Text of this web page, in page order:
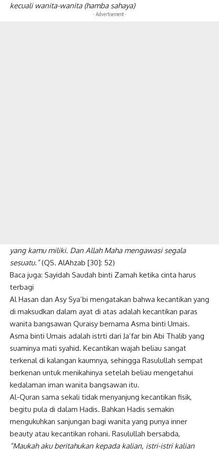
kecuali wanita-wanita (hamba sahaya)
- Advertisement -
yang kamu miliki. Dan Allah Maha mengawasi segala
sesuatu.”(QS. AlAhzab [30]: 52)
Baca juga: Sayidah Saudah binti Zamah ketika cinta harus
terbagi
Al Hasan dan Asy Sya’bi mengatakan bahwa kecantikan yang
di maksudkan dalam ayat di atas adalah kecantikan paras
wanita bangsawan Quraisy bernama Asma binti Umais.
Asma binti Umais adalah istrti dari Ja’far bin Abi Thalib yang
suaminya mati syahid. Kecantikan wajah beliau sangat
terkenal di kalangan kaumnya, sehingga Rasulullah sempat
berkenan untuk menikahinya setelah beliau mengetahui
kedalaman iman wanita bangsawan itu.
Al-Quran sama sekali tidak menyanjung kecantikan fisik,
begitu pula di dalam Hadis. Bahkan Hadis semakin
mengukuhkan sanjungan bagi wanita yang punya inner
beauty atau kecantikan rohani. Rasulullah bersabda,
“Maukah aku beritahukan kepada kalian, istri-istri kalian